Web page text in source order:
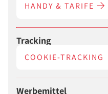
HANDY & TARIFE
Tracking
COOKIE-TRACKING
Werbemittel